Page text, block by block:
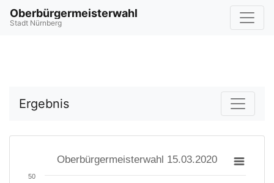
Oberbürgermeisterwahl
Stadt Nürnberg
Ergebnis
Oberbürgermeisterwahl 15.03.2020
50